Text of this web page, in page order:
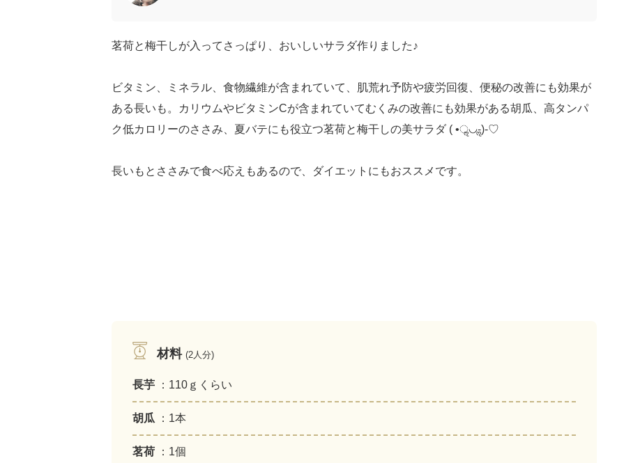
茗荷と梅干しが入ってさっぱり、おいしいサラダ作りました♪
ビタミン、ミネラル、食物繊維が含まれていて、肌荒れ予防や疲労回復、便秘の改善にも効果が
ある長いも。カリウムやビタミンCが含まれていてむくみの改善にも効果がある胡瓜、高タンパ
ク低カロリーのささみ、夏バテにも役立つ茗荷と梅干しの美サラダ ( •ॢ◡-ॢ)-♡
長いもとささみで食べ応えもあるので、ダイエットにもおススメです。
材料 (2人分)
長芋 ：110ｇくらい
胡瓜 ：1本
茗荷 ：1個